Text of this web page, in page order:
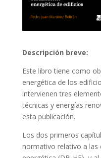
Descripción breve:
Este libro tiene como
energética de los
intervienen tres
técnicas y energías
esta publicación.
Los dos primeros
normativo relativo a las